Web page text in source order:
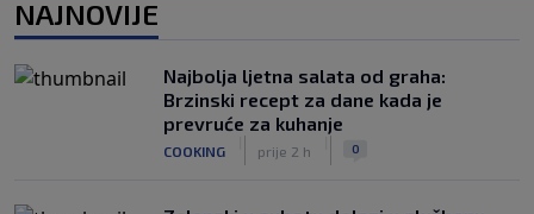
NOGOMET
| | 0
Izvinjenje s elementima prijetnje i
„gomila slabića“ u UEFA-i
NAJNOVIJE
Najbolja ljetna salata od graha:
Brzinski recept za dane kada je
prevruće za kuhanje
COOKING prije 2 h 0